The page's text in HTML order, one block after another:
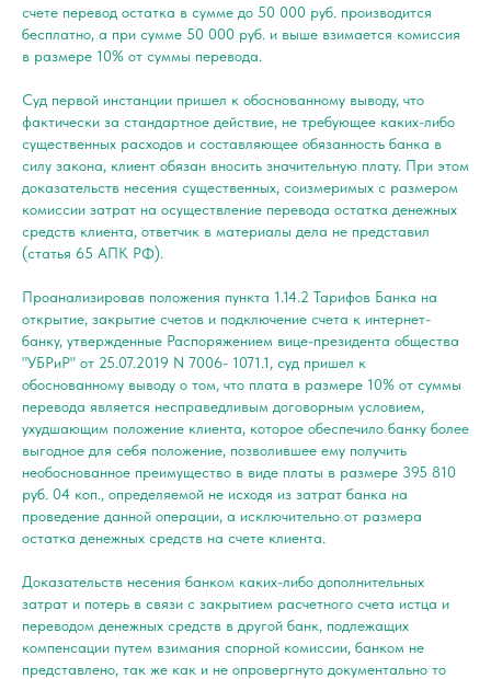
счете перевод остатка в сумме до 50 000 руб. производится
бесплатно, а при сумме 50 000 руб. и выше взимается комиссия
в размере 10% от суммы перевода.
Суд первой инстанции пришел к обоснованному выводу, что
фактически за стандартное действие, не требующее каких-либо
существенных расходов и составляющее обязанность банка в
силу закона, клиент обязан вносить значительную плату. При этом
доказательств несения существенных, соизмеримых с размером
комиссии затрат на осуществление перевода остатка денежных
средств клиента, ответчик в материалы дела не представил
(статья 65 АПК РФ).
Проанализировав положения пункта 1.14.2 Тарифов Банка на
открытие, закрытие счетов и подключение счета к интернет-
банку, утвержденные Распоряжением вице-президента общества
"УБРиР" от 25.07.2019 N 7006- 1071.1, суд пришел к
обоснованному выводу о том, что плата в размере 10% от суммы
перевода является несправедливым договорным условием,
ухудшающим положение клиента, которое обеспечило банку более
выгодное для себя положение, позволившее ему получить
необоснованное преимущество в виде платы в размере 395 810
руб. 04 коп., определяемой не исходя из затрат банка на
проведение данной операции, а исключительно от размера
остатка денежных средств на счете клиента.
Доказательств несения банком каких-либо дополнительных
затрат и потерь в связи с закрытием расчетного счета истца и
переводом денежных средств в другой банк, подлежащих
компенсации путем взимания спорной комиссии, банком не
представлено, так же как и не опровергнуто документально то